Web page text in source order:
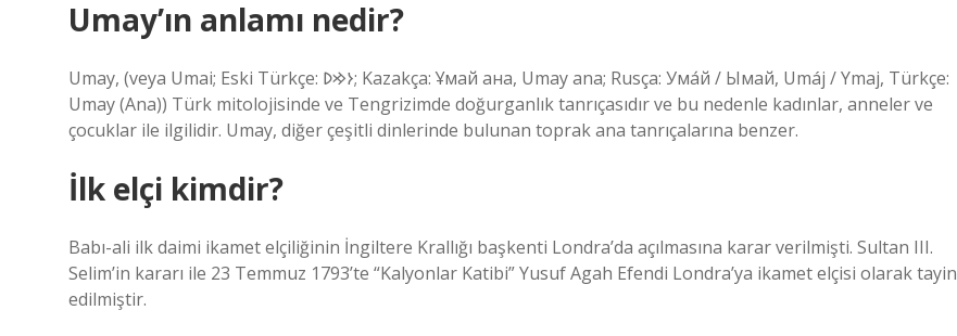
Umay’ın anlamı nedir?
Umay, (veya Umai; Eski Türkçe: 𐰆𐰢𐰖; Kazakça: Ұмай ана, Umay ana; Rusça: Ума́й / Ымай, Umáj / Ymaj, Türkçe:
Umay (Ana)) Türk mitolojisinde ve Tengrizimde doğurganlık tanrıçasıdır ve bu nedenle kadınlar, anneler ve
çocuklar ile ilgilidir. Umay, diğer çeşitli dinlerinde bulunan toprak ana tanrıçalarına benzer.
İlk elçi kimdir?
Babı-ali ilk daimi ikamet elçiliğinin İngiltere Krallığı başkenti Londra’da açılmasına karar verilmişti. Sultan III.
Selim’in kararı ile 23 Temmuz 1793’te “Kalyonlar Katibi” Yusuf Agah Efendi Londra’ya ikamet elçisi olarak tayin
edilmiştir.